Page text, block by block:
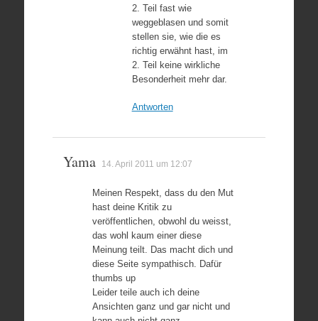
2. Teil fast wie
weggeblasen und somit
stellen sie, wie die es
richtig erwähnt hast, im
2. Teil keine wirkliche
Besonderheit mehr dar.
Antworten
Yama 14. April 2011 um 12:07
Meinen Respekt, dass du den Mut
hast deine Kritik zu
veröffentlichen, obwohl du weisst,
das wohl kaum einer diese
Meinung teilt. Das macht dich und
diese Seite sympathisch. Dafür
thumbs up
Leider teile auch ich deine
Ansichten ganz und gar nicht und